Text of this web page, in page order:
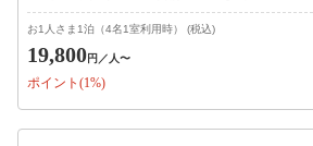
お1人さま1泊（4名1室利用時） (税込)
19,800円 ／人〜
ポイント(1%)